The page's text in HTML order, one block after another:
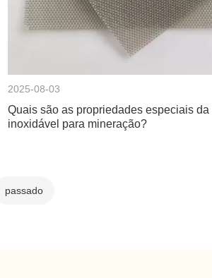
2025-08-03
Quais são as propriedades especiais
inoxidável para mineração?
passado